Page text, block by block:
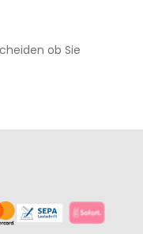
ob Sie